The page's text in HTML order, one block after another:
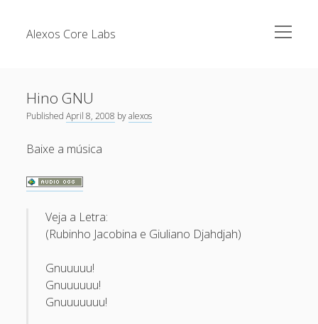
Alexos Core Labs
open
menu
Cursos
Github
Linkedin
Security Advisories
Recent Posts
Tecsec Podcast #114 – A HISTÓRIA DA NULLBYTE
SECURITY CONFERENCE
Mitigando tráfego malicioso originado da rede TOR
[Capacite] Linux – Comandos Básicos 2
[Capacite] Linux – Comandos Básicos
[Capacite] Linux – Conceitos Básicos
Hino GNU
PublishedApril 8, 2008 byalexos
Baixe a música
Veja a Letra:
(Rubinho Jacobina e Giuliano Djahdjah)
Gnuuuuu!
Gnuuuuuu!
Gnuuuuuuu!